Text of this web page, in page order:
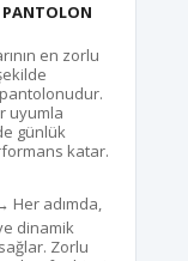
en zorlu
uyumla
günlük
katar.
Her adımda,
dinamik
Zorlu